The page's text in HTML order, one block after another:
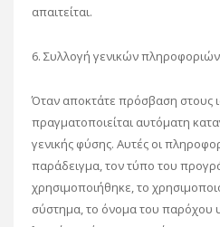
απαιτείται.
6. Συλλογή γενικών πληροφοριών
Όταν αποκτάτε πρόσβαση στους
πραγματοποιείται αυτόματη
γενικής φύσης. Αυτές οι
παράδειγμα, τον τύπο του
χρησιμοποιήθηκε, το
σύστημα, το όνομα του παρόχου